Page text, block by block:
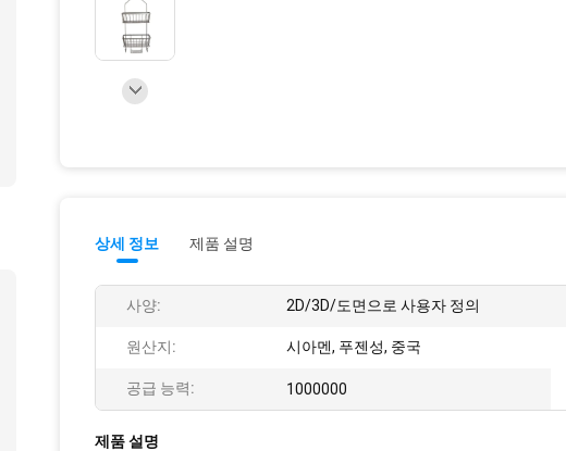
상세 정보 제품 설명
사양: 2D/3D/도면으로 사용자 정의
원산지: 시아멘, 푸젠성, 중국
공급 능력: 1000000
제품 설명